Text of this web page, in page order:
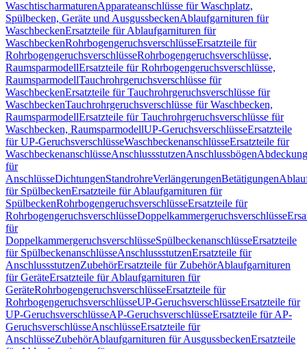
WaschtischarmaturenApparateanschlüsse für Waschplatz,
Spülbecken, Geräte und AusgussbeckenAblaufgarnituren für
WaschbeckenErsatzteile für Ablaufgarnituren für
WaschbeckenRohrbogengeruchsverschlüsseErsatzteile für
RohrbogengeruchsverschlüsseRohrbogengeruchsverschlüsse,
RaumsparmodellErsatzteile für Rohrbogengeruchsverschlüsse,
RaumsparmodellTauchrohrgeruchsverschlüsse für
WaschbeckenErsatzteile für Tauchrohrgeruchsverschlüsse für
WaschbeckenTauchrohrgeruchsverschlüsse für Waschbecken,
RaumsparmodellErsatzteile für Tauchrohrgeruchsverschlüsse für
Waschbecken, RaumsparmodellUP-GeruchsverschlüsseErsatzteile
für UP-GeruchsverschlüsseWaschbeckenanschlüsseErsatzteile für
WaschbeckenanschlüsseAnschlussstutzenAnschlussbögen
für
AnschlüsseDichtungenStandrohreVerlängerungenBetätigungen
für SpülbeckenErsatzteile für Ablaufgarnituren für
SpülbeckenRohrbogengeruchsverschlüsseErsatzteile für
RohrbogengeruchsverschlüsseDoppelkammergeruchsverschlüsse
für
DoppelkammergeruchsverschlüsseSpülbeckenanschlüsseErsatzteile
für SpülbeckenanschlüsseAnschlussstutzenErsatzteile für
AnschlussstutzenZubehörErsatzteile für ZubehörAblaufgarnituren
für GeräteErsatzteile für Ablaufgarnituren für
GeräteRohrbogengeruchsverschlüsseErsatzteile für
RohrbogengeruchsverschlüsseUP-GeruchsverschlüsseErsatzteile für
UP-GeruchsverschlüsseAP-GeruchsverschlüsseErsatzteile für AP-
GeruchsverschlüsseAnschlüsseErsatzteile für
AnschlüsseZubehörAblaufgarnituren für AusgussbeckenErsatzteile